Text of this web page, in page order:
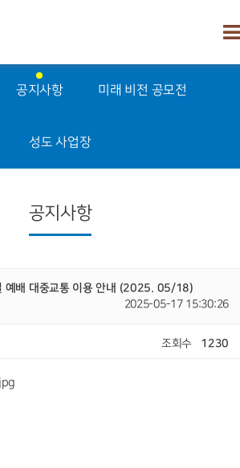
공지사항 미래 비전 공모전
성도 사업장
공지사항
예배 대중교통 이용 안내 (2025. 05/18)
2025-05-17 15:30:26
조회수 1230